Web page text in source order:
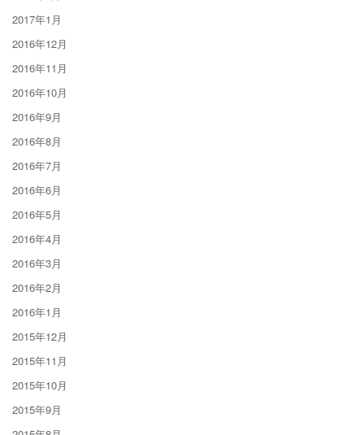
2017年1月
2016年12月
2016年11月
2016年10月
2016年9月
2016年8月
2016年7月
2016年6月
2016年5月
2016年4月
2016年3月
2016年2月
2016年1月
2015年12月
2015年11月
2015年10月
2015年9月